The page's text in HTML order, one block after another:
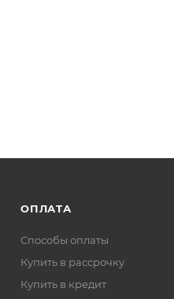
ОПЛАТА
Способы оплаты
Купить в рассрочку
Купить в кредит